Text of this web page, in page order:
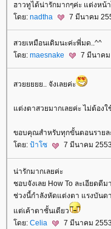
ฮาวทูได้น่ารักมากๆค่ะ แต่งหน้า
ดย: nadtha 7 มีนาคม
สวยเหมือนเดิมนะค่ะพี่มด..^^
ดย: maesnake 7 มีนาคม
สวยยยยย.. จังเลยค่ะ
ต่งตาสวยมากเลยค่ะ ไม่ต้องใ
ขอบคุณสำหรับทุกขั้นตอนรายล
ดย: ป้าโซ 7 มีนาคม
น่ารักมากเลยค่ะ
ชอบจังเลย How To ละเอียดดีม
ช่วงนี้กำลังหัดแต่งตา แรงบัน
ต่เค้าตาชั้นเดียว
ดย: Celia 7 มีนาคม